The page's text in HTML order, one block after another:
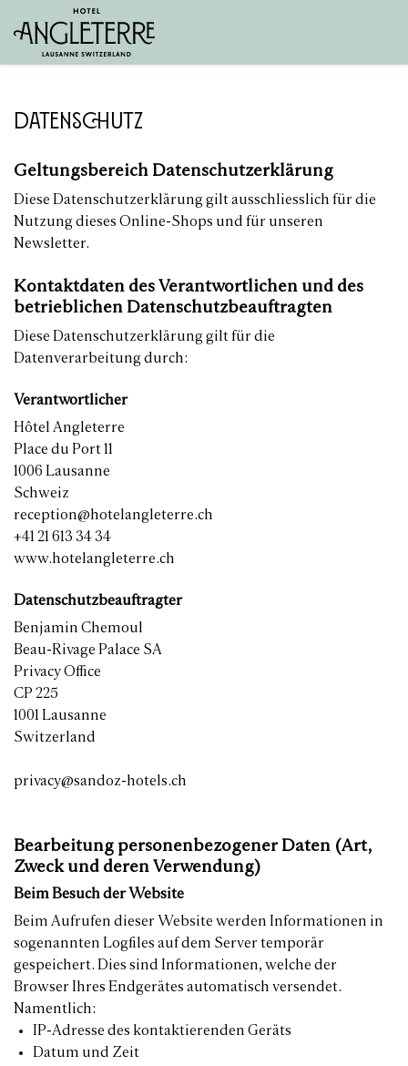
Datenschutz
Geltungsbereich Datenschutzerklärung
Diese Datenschutzerklärung gilt ausschliesslich für die
Nutzung dieses Online-Shops und für unseren
Newsletter.
Kontaktdaten des Verantwortlichen und des
betrieblichen Datenschutzbeauftragten
Diese Datenschutzerklärung gilt für die
Datenverarbeitung durch:
Verantwortlicher
Hôtel Angleterre
Place du Port 11
1006 Lausanne
Schweiz
reception@hotelangleterre.ch
+41 21 613 34 34
www.hotelangleterre.ch
Datenschutzbeauftragter
Benjamin Chemoul
Beau-Rivage Palace SA
Privacy Office
CP 225
1001 Lausanne
Switzerland
privacy@sandoz-hotels.ch
Bearbeitung personenbezogener Daten (Art,
Zweck und deren Verwendung)
Beim Besuch der Website
Beim Aufrufen dieser Website werden Informationen in
sogenannten Logfiles auf dem Server temporär
gespeichert. Dies sind Informationen, welche der
Browser Ihres Endgerätes automatisch versendet.
Namentlich:
IP-Adresse des kontaktierenden Geräts
Datum und Zeit